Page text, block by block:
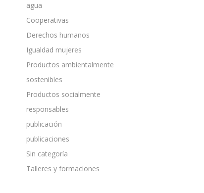
agua
Cooperativas
Derechos humanos
Igualdad mujeres
Productos ambientalmente
sostenibles
Productos socialmente
responsables
publicación
publicaciones
Sin categoría
Talleres y formaciones